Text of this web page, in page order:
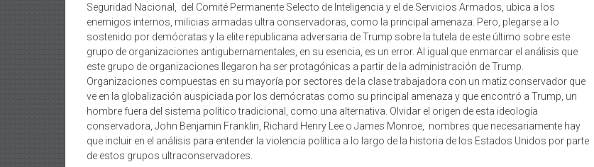
Seguridad Nacional, del Comité Permanente Selecto de Inteligencia y el de Servicios Armados, ubica a los
enemigos internos, milicias armadas ultra conservadoras, como la principal amenaza. Pero, plegarse a lo
sostenido por demócratas y la elite republicana adversaria de Trump sobre la tutela de este último sobre este
grupo de organizaciones antigubernamentales, en su esencia, es un error. Al igual que enmarcar el análisis que
este grupo de organizaciones llegaron ha ser protagónicas a partir de la administración de Trump.
Organizaciones compuestas en su mayoría por sectores de la clase trabajadora con un matiz conservador que
ve en la globalización auspiciada por los demócratas como su principal amenaza y que encontró a Trump, un
hombre fuera del sistema político tradicional, como una alternativa. Olvidar el origen de esta ideología
conservadora, John Benjamin Franklin, Richard Henry Lee o James Monroe, nombres que necesariamente hay
que incluir en el análisis para entender la violencia política a lo largo de la historia de los Estados Unidos por parte
de estos grupos ultraconservadores.